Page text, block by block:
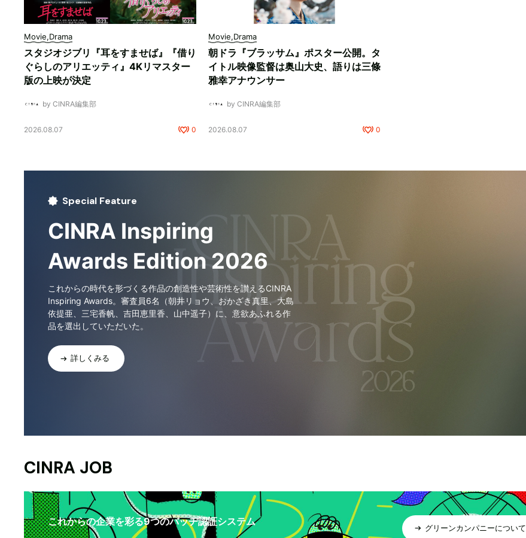
Movie,Drama
スタジオジブリ『耳をすませば』『借り
ぐらしのアリエッティ』4Kリマスター
版の上映が決定
by CINRA編集部
2026.08.07 0
Movie,Drama
朝ドラ『ブラッサム』ポスター公開。タ
イトル映像監督は奥山大史、語りは三條
雅幸アナウンサー
by CINRA編集部
2026.08.07 0
Special Feature
CINRA Inspiring
Awards Edition 2026
これからの時代を形づくる作品の創造性や芸術性を讃えるCINRA
Inspiring Awards。審査員6名（朝井リョウ、おかざき真里、大島
依提亜、三宅香帆、吉田恵里香、山中遥子）に、意欲あふれる作
品を選出していただいた。
詳しくみる
CINRA JOB
これからの企業を彩る9つのバッヂ認証システム
グリーンカンパニーについて